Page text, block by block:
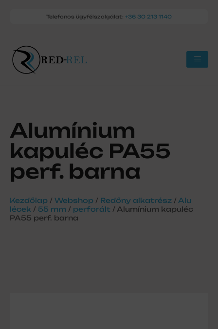
Telefonos ügyfélszolgálat: +36 30 213 1140
Alumínium
kapuléc PA55
perf. barna
Kezdőlap / Webshop / Redőny alkatrész / Alu
lécek / 55 mm / perforált / Alumínium kapuléc
PA55 perf. barna